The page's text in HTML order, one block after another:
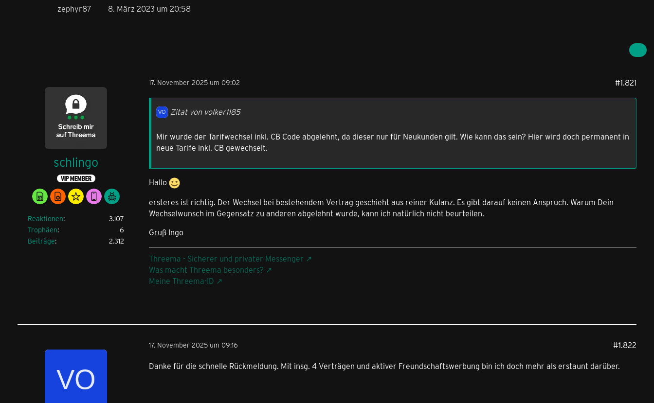
zephyr87 8. März 2023 um 20:58
schlingo
VIP MEMBER
Reaktionen
3.107
Trophäen
6
Beiträge
2.312
17. November 2025 um 09:02 #1.821
Zitat von volker1185
Mir wurde der Tarifwechsel inkl. CB Code abgelehnt, da dieser nur für Neukunden gilt. Wie kann das sein? Hier wird doch permanent in
neue Tarife inkl. CB gewechselt.
Hallo
ersteres ist richtig. Der Wechsel bei bestehendem Vertrag geschieht aus reiner Kulanz. Es gibt darauf keinen Anspruch. Warum Dein
Wechselwunsch im Gegensatz zu anderen abgelehnt wurde, kann ich natürlich nicht beurteilen.
Gruß Ingo
Threema - Sicherer und privater Messenger
Was macht Threema besonders?
Meine Threema-ID
17. November 2025 um 09:16 #1.822
Danke für die schnelle Rückmeldung. Mit insg. 4 Verträgen und aktiver Freundschaftswerbung bin ich doch mehr als erstaunt darüber.